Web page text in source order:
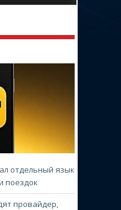
отдельный язык
поездок
провайдер,